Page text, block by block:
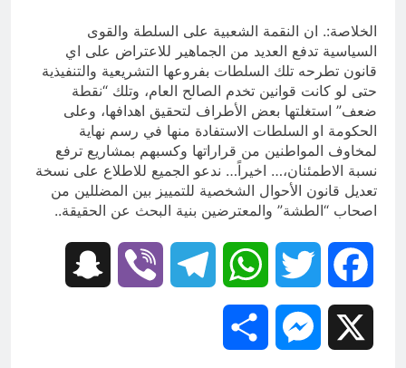
الخلاصة:. ان النقمة الشعبية على السلطة والقوى
السياسية تدفع العديد من الجماهير للاعتراض على اي
قانون تطرحه تلك السلطات بفروعها التشريعية والتنفيذية
حتى لو كانت قوانين تخدم الصالح العام، وتلك “نقطة
ضعف” استغلتها بعض الأطراف لتحقيق اهدافها، وعلى
الحكومة او السلطات الاستفادة منها في رسم نهاية
لمخاوف المواطنين من قراراتها وكسبهم بمشاريع ترفع
نسبة الاطمئنان،… اخيراً… ندعو الجميع للاطلاع على نسخة
تعديل قانون الأحوال الشخصية للتمييز بين المضللين من
اصحاب “الطشة” والمعترضين بنية البحث عن الحقيقة..
Facebook
Twitter
WhatsApp
Telegram
Viber
Messenger